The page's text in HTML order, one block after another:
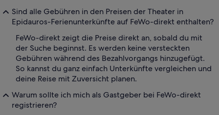
Sind alle Gebühren in den Preisen der Theater in
Epidauros-Ferienunterkünfte auf FeWo-direkt enthalten?
FeWo-direkt zeigt die Preise direkt an, sobald du mit
der Suche beginnst. Es werden keine versteckten
Gebühren während des Bezahlvorgangs hinzugefügt.
So kannst du ganz einfach Unterkünfte vergleichen und
deine Reise mit Zuversicht planen.
Warum sollte ich mich als Gastgeber bei FeWo-direkt
registrieren?